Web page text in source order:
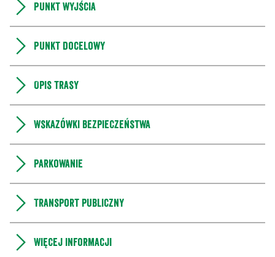
Punkt wyjścia
Punkt docelowy
Opis trasy
Wskazówki bezpieczeństwa
Parkowanie
Transport publiczny
Więcej informacji